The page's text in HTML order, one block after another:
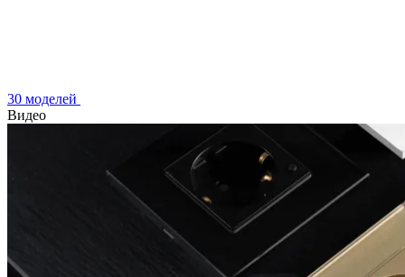
30 моделей
Видео